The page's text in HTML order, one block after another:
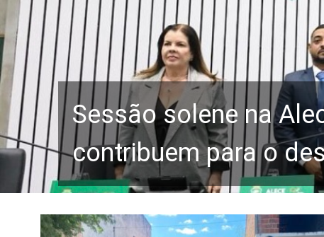
Sessão solene na
contribuem para o